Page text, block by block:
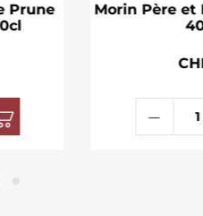
Prune
Morin Père et